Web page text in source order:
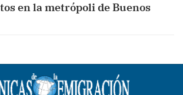
en la metrópoli de Buenos